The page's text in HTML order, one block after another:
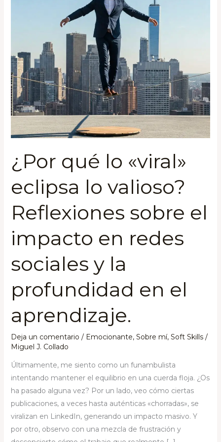
¿Por qué lo «viral»
eclipsa lo valioso?
Reflexiones sobre el
impacto en redes
sociales y la
profundidad en el
aprendizaje.
Deja un comentario / Emocionante, Sobre mí, Soft Skills/
Miguel J. Collado
Últimamente, me siento como un funambulista
intentando mantener el equilibrio en una cuerda floja. ¿Os
ha pasado alguna vez? Por un lado, veo cómo ciertas
publicaciones, a veces hasta auténticas «chorradas», se
viralizan en LinkedIn, generando un impacto masivo. Y
por otro, observo con una mezcla de frustración y
el
impacto
en
redes
sociales
y
la
en
aprendizaje.